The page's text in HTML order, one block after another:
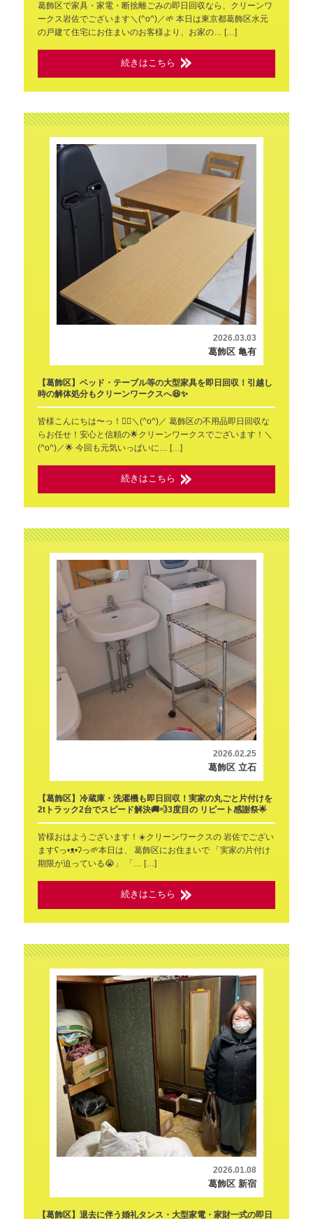
葛飾区で家具・家電・断捨離ごみの即日回収なら、クリーンワ
ークス岩佐でございます＼(^o^)／🌱 本日は東京都葛飾区水元
の戸建て住宅にお住まいのお客様より、お家の… […]
続きはこちら
2026.03.03
葛飾区 亀有
【葛飾区】ベッド・テーブル等の大型家具を即日回収！引越し
時の解体処分もクリーンワークスへ😆✨
皆様こんにちは〜っ！🙂‍↕️＼(^o^)／ 葛飾区の不用品即日回収な
らお任せ！安心と信頼の🌟クリーンワークスでございます！＼
(^o^)／🌟 今回も元気いっぱいに… […]
続きはこちら
2026.02.25
葛飾区 立石
【葛飾区】冷蔵庫・洗濯機も即日回収！実家の丸ごと片付けを
2tトラック2台でスピード解決🚚💨3度目の リピート感謝祭🌟
皆様おはようございます！☀️クリーンワークスの 岩佐でござい
ますʕ⁠っ⁠•⁠ᴥ⁠•⁠ʔ⁠っ🌱本日は、 葛飾区にお住まいで 「実家の片付け
期限が迫っている😭」 「… […]
続きはこちら
2026.01.08
葛飾区 新宿
​【葛飾区】退去に伴う婚礼タンス・大型家電・家財一式の即日